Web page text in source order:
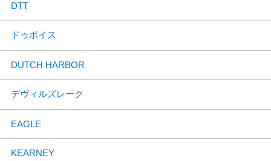
DTT
ドゥボイス
DUTCH HARBOR
デヴィルズレーク
EAGLE
KEARNEY